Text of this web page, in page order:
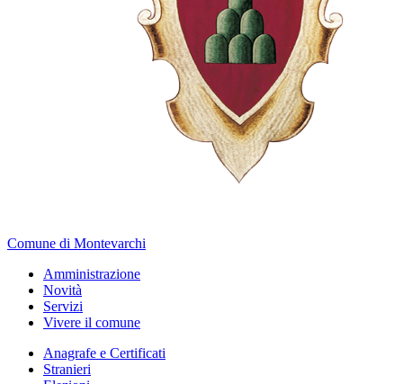
Comune di Montevarchi
Amministrazione
Novità
Servizi
Vivere il comune
Anagrafe e Certificati
Stranieri